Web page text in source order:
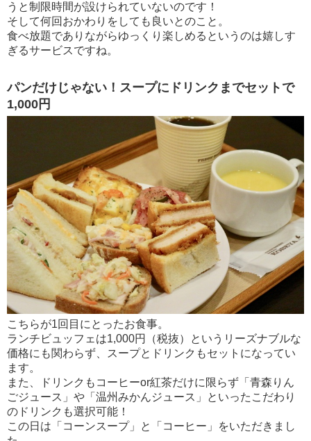
うと制限時間が設けられていないのです！
そして何回おかわりをしても良いとのこと。
食べ放題でありながらゆっくり楽しめるというのは嬉しす
ぎるサービスですね。
パンだけじゃない！スープにドリンクまでセットで
1,000円
こちらが1回目にとったお食事。
ランチビュッフェは1,000円（税抜）というリーズナブルな
価格にも関わらず、スープとドリンクもセットになってい
ます。
また、ドリンクもコーヒーor紅茶だけに限らず「青森りん
ごジュース」や「温州みかんジュース」といったこだわり
のドリンクも選択可能！
この日は「コーンスープ」と「コーヒー」をいただきまし